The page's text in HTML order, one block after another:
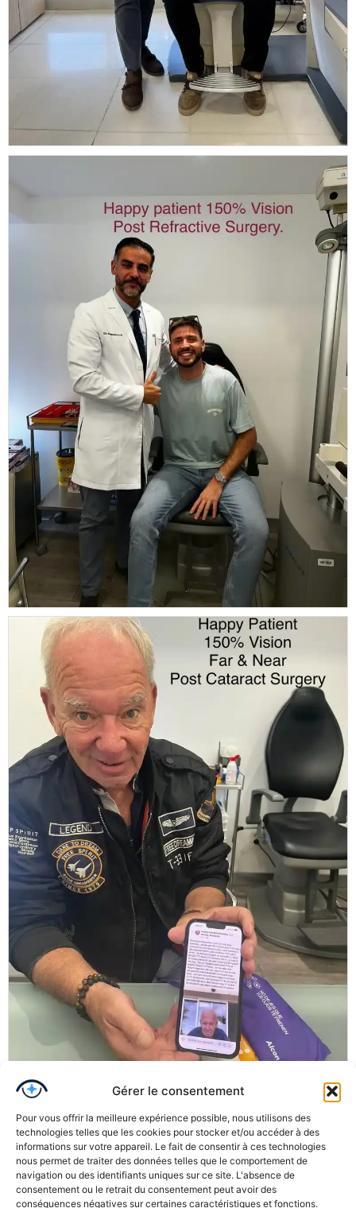
Gérer le consentement
Pour vous offrir la meilleure expérience possible, nous utilisons des
technologies telles que les cookies pour stocker et/ou accéder à des
informations sur votre appareil. Le fait de consentir à ces technologies
nous permet de traiter des données telles que le comportement de
navigation ou des identifiants uniques sur ce site. L'absence de
consentement ou le retrait du consentement peut avoir des
conséquences négatives sur certaines caractéristiques et fonctions.